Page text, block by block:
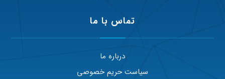
تماس با ما
درباره ما
سیاست حریم خصوصی